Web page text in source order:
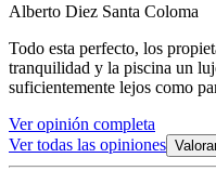
Alberto Diez Santa Coloma
Todo esta perfecto, los
tranquilidad y la piscina un
suficientemente lejos como
Ver opinión completa
Ver todas las opiniones